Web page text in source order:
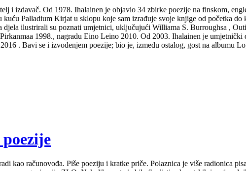
i izdavač. Od 1978. Ihalainen je objavio 34 zbirke poezije na finskom,
Palladium Kirjat u sklopu koje sam izrađuje svoje knjige od početka
ilustrirali su poznati umjetnici, uključujući Williama S. Burroughsa ,
1998., nagradu Eino Leino 2010. Od 2003. Ihalainen je
. Bavi se i izvođenjem poezije; bio je, između ostalog, gost na albumu
kao računovođa. Piše poeziju i kratke priče. Polaznica je više radionica